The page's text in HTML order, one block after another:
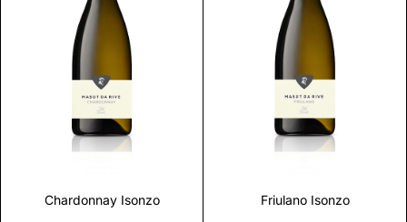
Chardonnay Isonzo
Scopri
Friulano Isonzo
Scopri